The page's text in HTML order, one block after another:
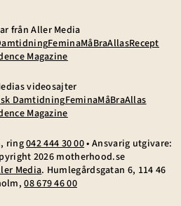
från Aller Media
FeminaMåBraAllasRecept
Magazine
videosajter
DamtidningFeminaMåBraAllas
Magazine
ring042 444 30 00• Ansvarig utgivare:
2026 motherhood.se
Media. Humlegårdsgatan 6, 114 46
08 679 46 00